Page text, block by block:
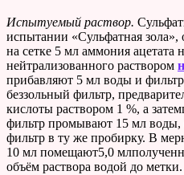
Испытуемый раствор.
испытании «Сульфатная
на сетке 5 мл аммония ацетата
нейтрализованного раствором
прибавляют 5 мл воды и
беззольный фильтр,
кислоты раствором 1 %, а
фильтр промывают 15 мл воды,
фильтр в ту же пробирку. В
10 мл помещают5,0
объём раствора водой до метки.